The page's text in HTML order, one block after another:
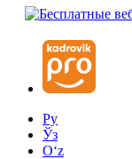
Ру
Ўз
Oʻz